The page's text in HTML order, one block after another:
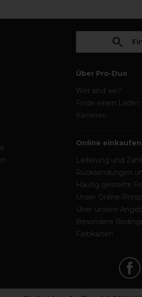
Über Pro-Duo
Wer sind wir?
Finde einen Laden
Karrieren
Online einkaufen
Lieferung und
Rücksendungen
Häufig gestellte
Unser Online-
Über unsere
Besondere
Farbkarten